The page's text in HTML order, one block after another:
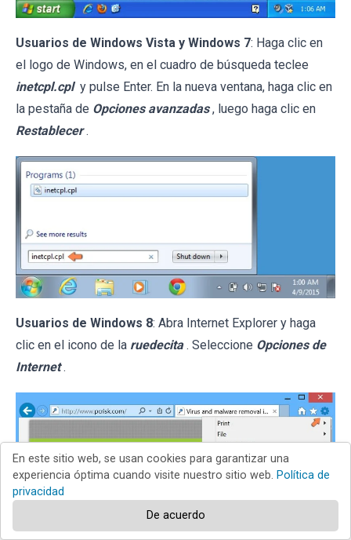
Usuarios de Windows Vista y Windows 7: Haga clic en
el logo de Windows, en el cuadro de búsqueda teclee
inetcpl.cpl y pulse Enter. En la nueva ventana, haga clic en
la pestaña de Opciones avanzadas , luego haga clic en
Restablecer .
Usuarios de Windows 8: Abra Internet Explorer y haga
clic en el icono de la ruedecita . Seleccione Opciones de
Internet .
En este sitio web, se usan cookies para garantizar una
experiencia óptima cuando visite nuestro sitio web. Política de
privacidad
De acuerdo